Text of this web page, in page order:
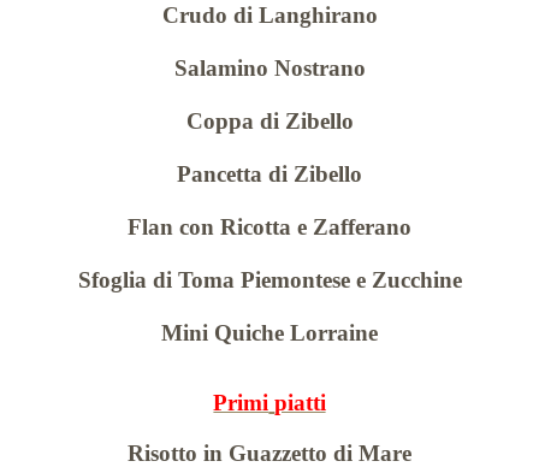
Crudo di Langhirano
Salamino Nostrano
Coppa di Zibello
Pancetta di Zibello
Flan con Ricotta e Zafferano
Sfoglia di Toma Piemontese e Zucchine
Mini Quiche Lorraine
Primi piatti
Risotto in Guazzetto di Mare